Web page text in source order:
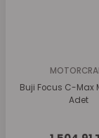
Buji Focus C-Max
Adet